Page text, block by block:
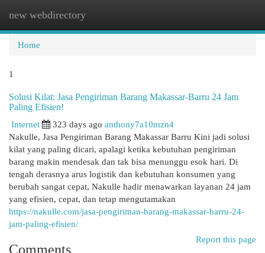
new webdirectory
Home
1
Solusi Kilat: Jasa Pengiriman Barang Makassar-Barru 24 Jam
Paling Efisien!
Internet
323 days ago anthony7a10mzn4
Nakulle, Jasa Pengiriman Barang Makassar Barru Kini jadi solusi
kilat yang paling dicari, apalagi ketika kebutuhan pengiriman
barang makin mendesak dan tak bisa menunggu esok hari. Di
tengah derasnya arus logistik dan kebutuhan konsumen yang
berubah sangat cepat, Nakulle hadir menawarkan layanan 24 jam
yang efisien, cepat, dan tetap mengutamakan
https://nakulle.com/jasa-pengiriman-barang-makassar-barru-24-
jam-paling-efisien/
Report this page
Comments